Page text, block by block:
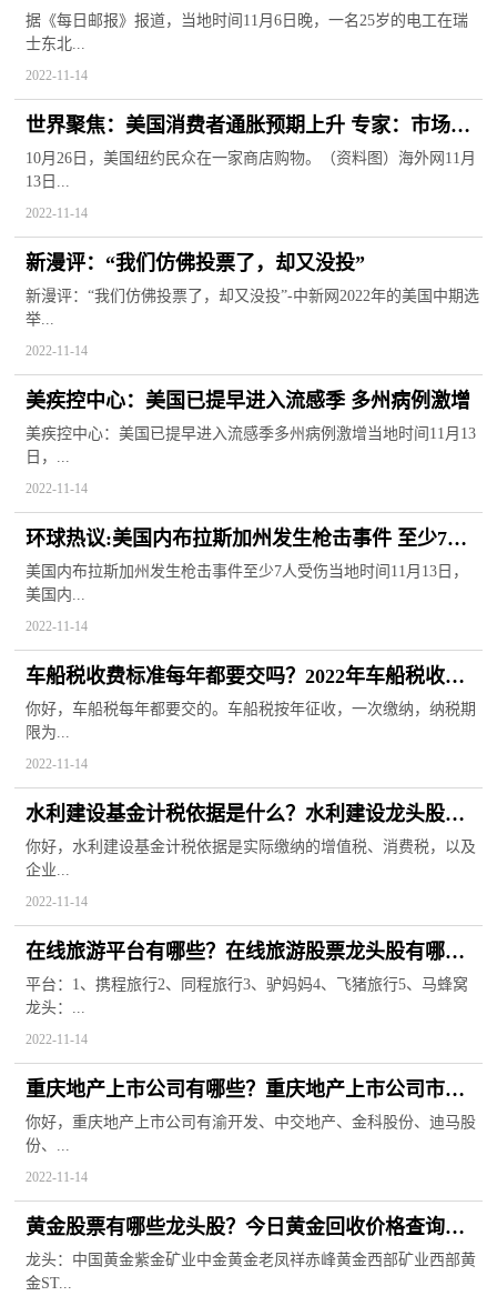
瞬间淹没其膝盖
据《每日邮报》报道，当地时间11月6日晚，一名25岁的电工在瑞
士东北...
2022-11-14
世界聚焦：美国消费者通胀预期上升 专家：市场情
绪低迷凸显美经济衰退风险
10月26日，美国纽约民众在一家商店购物。（资料图）海外网11月
13日...
2022-11-14
新漫评：“我们仿佛投票了，却又没投”
新漫评：“我们仿佛投票了，却又没投”-中新网2022年的美国中期选
举...
2022-11-14
美疾控中心：美国已提早进入流感季 多州病例激增
美疾控中心：美国已提早进入流感季多州病例激增当地时间11月13
日，...
2022-11-14
环球热议:美国内布拉斯加州发生枪击事件 至少7人
受伤
美国内布拉斯加州发生枪击事件至少7人受伤当地时间11月13日，
美国内...
2022-11-14
车船税收费标准每年都要交吗？2022年车船税收费
标准
你好，车船税每年都要交的。车船税按年征收，一次缴纳，纳税期
限为...
2022-11-14
水利建设基金计税依据是什么？水利建设龙头股票
有哪些？
你好，水利建设基金计税依据是实际缴纳的增值税、消费税，以及
企业...
2022-11-14
在线旅游平台有哪些？在线旅游股票龙头股有哪
些？
平台：1、携程旅行2、同程旅行3、驴妈妈4、飞猪旅行5、马蜂窝
龙头：...
2022-11-14
重庆地产上市公司有哪些？重庆地产上市公司市值
排名
你好，重庆地产上市公司有渝开发、中交地产、金科股份、迪马股
份、...
2022-11-14
黄金股票有哪些龙头股？今日黄金回收价格查询一
览
龙头：中国黄金紫金矿业中金黄金老凤祥赤峰黄金西部矿业西部黄
金ST...